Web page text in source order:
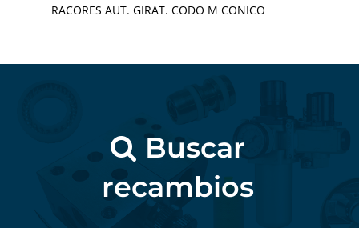
RACORES AUT. GIRAT. CODO M CONICO
Buscar
recambios